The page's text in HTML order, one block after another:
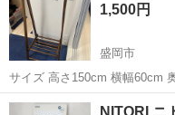
1,500円
盛岡市
岩手 盛岡市
NITORI ニ